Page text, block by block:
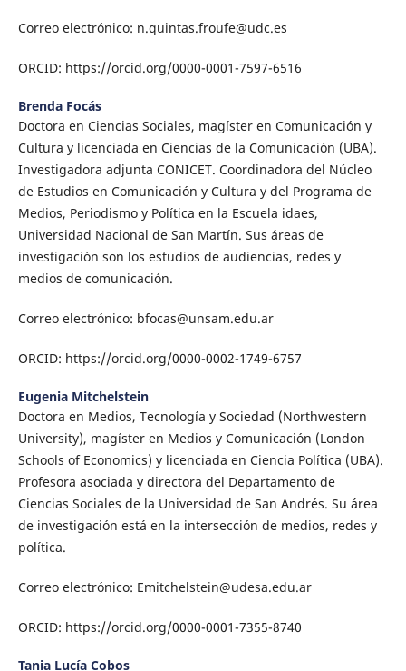
Correo electrónico: n.quintas.froufe@udc.es
ORCID: https://orcid.org/0000-0001-7597-6516
Brenda Focás
Doctora en Ciencias Sociales, magíster en Comunicación y
Cultura y licenciada en Ciencias de la Comunicación (UBA).
Investigadora adjunta CONICET. Coordinadora del Núcleo
de Estudios en Comunicación y Cultura y del Programa de
Medios, Periodismo y Política en la Escuela idaes,
Universidad Nacional de San Martín. Sus áreas de
investigación son los estudios de audiencias, redes y
medios de comunicación.
Correo electrónico: bfocas@unsam.edu.ar
ORCID: https://orcid.org/0000-0002-1749-6757
Eugenia Mitchelstein
Doctora en Medios, Tecnología y Sociedad (Northwestern
University), magíster en Medios y Comunicación (London
Schools of Economics) y licenciada en Ciencia Política (UBA).
Profesora asociada y directora del Departamento de
Ciencias Sociales de la Universidad de San Andrés. Su área
de investigación está en la intersección de medios, redes y
política.
Correo electrónico: Emitchelstein@udesa.edu.ar
ORCID: https://orcid.org/0000-0001-7355-8740
Tania Lucía Cobos